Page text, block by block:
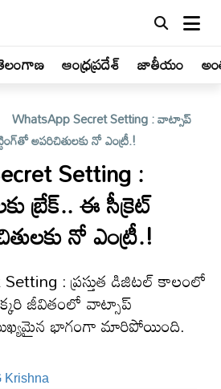
ఆంధ్రప్రదేశ్ జాతీయం
WhatsApp Secret Setting : వాట్సాప్
అపరిచితులకు నో ఎంట్రీ.!
Setting :
బ్రేక్.. ఈ సీక్రెట్
నో ఎంట్రీ.!
: ప్రస్తుత డిజిటల్ కాలంలో
జీవితంలో వాట్సాప్
భాగంగా మారిపోయింది.
Krishna